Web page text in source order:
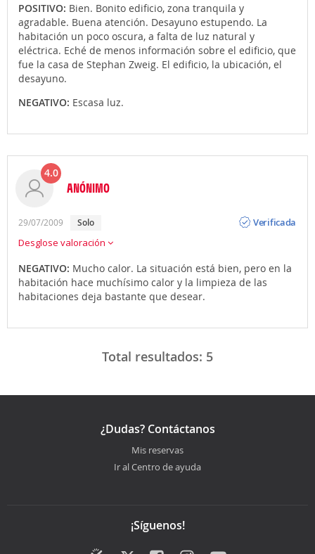
POSITIVO: Bien. Bonito edificio, zona tranquila y
agradable. Buena atención. Desayuno estupendo. La
habitación un poco oscura, a falta de luz natural y
eléctrica. Eché de menos información sobre el edificio, que
fue la casa de Stephan Zweig. El edificio, la ubicación, el
desayuno.
NEGATIVO: Escasa luz.
4.0
ANÓNIMO
29/07/2009 solo
Verificada
Desglose valoración
NEGATIVO: Mucho calor. La situación está bien, pero en la
habitación hace muchísimo calor y la limpieza de las
habitaciones deja bastante que desear.
Total resultados: 5
¿Dudas? Contáctanos
Mis reservas
Ir al Centro de ayuda
¡Síguenos!